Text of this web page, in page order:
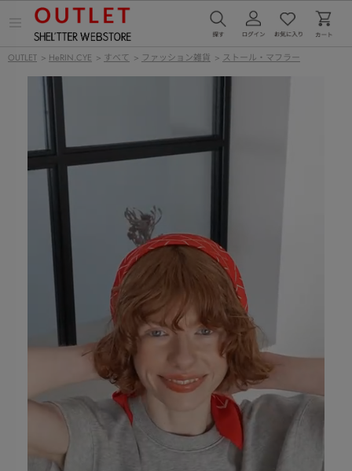
ー
OUTLET > HeRIN.CYE > すべて > ファッション雑貨 > ストール・マフラー